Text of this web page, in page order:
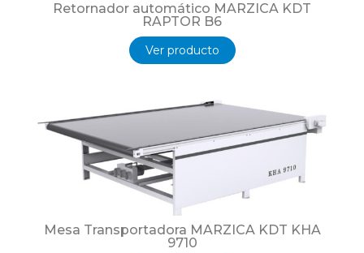
Retornador automático MARZICA KDT
RAPTOR B6
Ver producto
Mesa Transportadora MARZICA KDT KHA
9710